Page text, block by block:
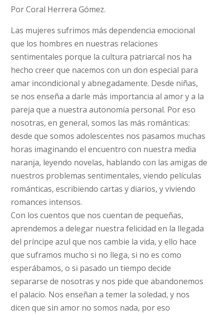
Por Coral Herrera Gómez.
Las mujeres sufrimos más dependencia emocional
que los hombres en nuestras relaciones
sentimentales porque la cultura patriarcal nos ha
hecho creer que nacemos con un don especial para
amar incondicional y abnegadamente. Desde niñas,
se nos enseña a darle más importancia al amor y a la
pareja que a nuestra autonomía personal. Por eso
nosotras, en general, somos las más románticas:
desde que somos adolescentes nos pasamos muchas
horas imaginando el encuentro con nuestra media
naranja, leyendo novelas, hablando con las amigas de
nuestros problemas sentimentales, viendo películas
románticas, escribiendo cartas y diarios, y viviendo
romances intensos.
Con los cuentos que nos cuentan de pequeñas,
aprendemos a delegar nuestra felicidad en la llegada
del príncipe azul que nos cambie la vida, y ello hace
que suframos mucho si no llega, si no es como
esperábamos, o si pasado un tiempo decide
separarse de nosotras y nos pide que abandonemos
el palacio. Nos enseñan a temer la soledad, y nos
dicen que sin amor no somos nada, por eso